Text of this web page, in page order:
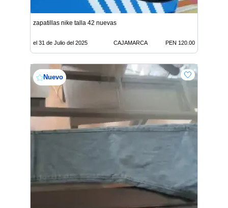
zapatillas nike talla 42 nuevas
el 31 de Julio del 2025 CAJAMARCA PEN 120.00
Nuevo